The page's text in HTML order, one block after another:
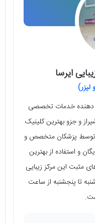
ایرسا
لیزر)
دهنده خدمات تخصصی
و جزو بهترین کلینیک
توسط پزشکان متخصص و
و استفاده از بهترین
مثبت این مرکز زیبایی
تا پنجشنبه از ساعت